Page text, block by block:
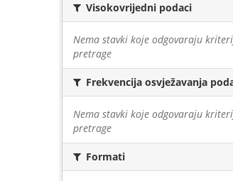
Visokovrijedni podaci
Nema stavki koje odgovaraju
pretrage
Frekvencija osvježavanja
Nema stavki koje odgovaraju
pretrage
Formati